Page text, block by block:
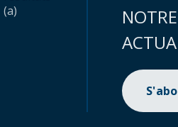
(a)
NOTRE